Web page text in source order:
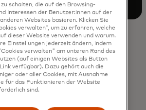
alle
Parteien
zu schalten, die auf den Browsing-
Interessen der Benutzer:innen auf der
Websites basieren. Klicken Sie
verwalten", um zu erfahren, welche
dieser Website verwenden und warum.
Einstellungen jederzeit ändern, indem
verwalten" am unteren Rand des
(auf einigen Websites als Button
verfügbar). Dazu gehört auch die
oder aller Cookies, mit Ausnahme
für das Funktionieren der Website
sind.